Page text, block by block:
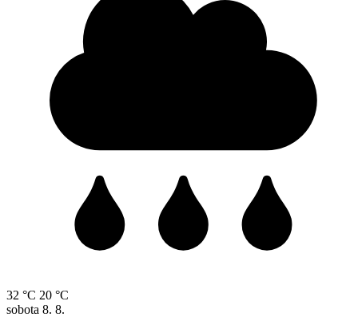
32 °C 20 °C
sobota 8. 8.